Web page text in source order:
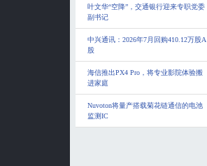
叶文华“空降”，交通银行迎来专职党委
副书记
中兴通讯：2026年7月回购410.12万股A
股
海信推出PX4 Pro，将专业影院体验搬
进家庭
Nuvoton将量产搭载菊花链通信的电池
监测IC